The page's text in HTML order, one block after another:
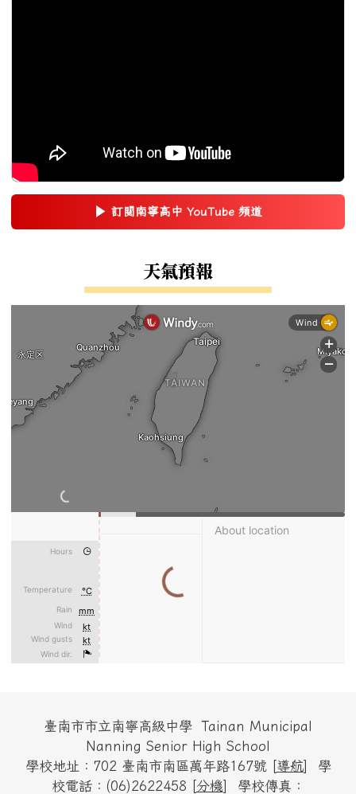
▶ 訂閱南寧高中 YouTube 頻道
(另開新視窗)
天氣預報
頁尾區域內容
臺南市市立南寧高級中學 Tainan Municipal
Nanning Senior High School
學校地址：702 臺南市南區萬年路167號 [導航] 學
校電話：(06)2622458 [分機] 學校傳真：